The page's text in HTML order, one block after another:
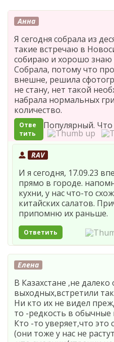
Анна
Я сегодня собрала из
такие встречаю в
собираю и хорошо знаю
Собрала, потому что
внешне, решила
не стану, нет такой
набрала нормальных
количество.
Отве
тить
Популярный.
RAV
И я сегодня, 17.09.23
прямо в городе.
кухни, у нас что-то
китайских салатов.
припомню их раньше.
Ответить
Елена
В Казахстане ,не далеко
выходных,встретили
Ни кто их не видел
то -редкость в обычные
Кто -то уверяет,что это
(они тоже у нас не